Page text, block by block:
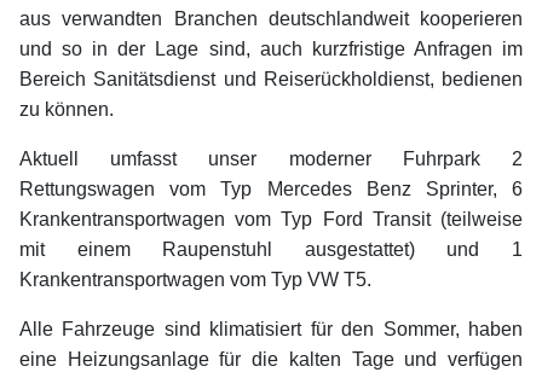
aus verwandten Branchen deutschlandweit kooperieren
und so in der Lage sind, auch kurzfristige Anfragen im
Bereich Sanitätsdienst und Reiserückholdienst, bedienen
zu können.
Aktuell umfasst unser moderner Fuhrpark 2
Rettungswagen vom Typ Mercedes Benz Sprinter, 6
Krankentransportwagen vom Typ Ford Transit (teilweise
mit einem Raupenstuhl ausgestattet) und 1
Krankentransportwagen vom Typ VW T5.
Alle Fahrzeuge sind klimatisiert für den Sommer, haben
eine Heizungsanlage für die kalten Tage und verfügen